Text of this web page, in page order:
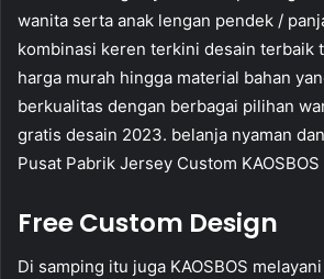
wanita serta anak lengan pendek /
kombinasi keren terkini desain terbaik
harga murah hingga material bahan
berkualitas dengan berbagai pilihan
gratis desain 2023. belanja nyaman
Pusat Pabrik Jersey Custom
Free Custom Design
Di samping itu juga KAOSBOS